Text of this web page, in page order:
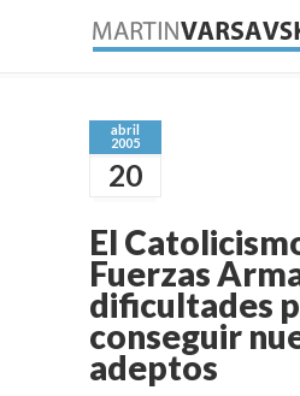
abril
2005
20
El
Fuerzas
dificultades
conseguir
adeptos